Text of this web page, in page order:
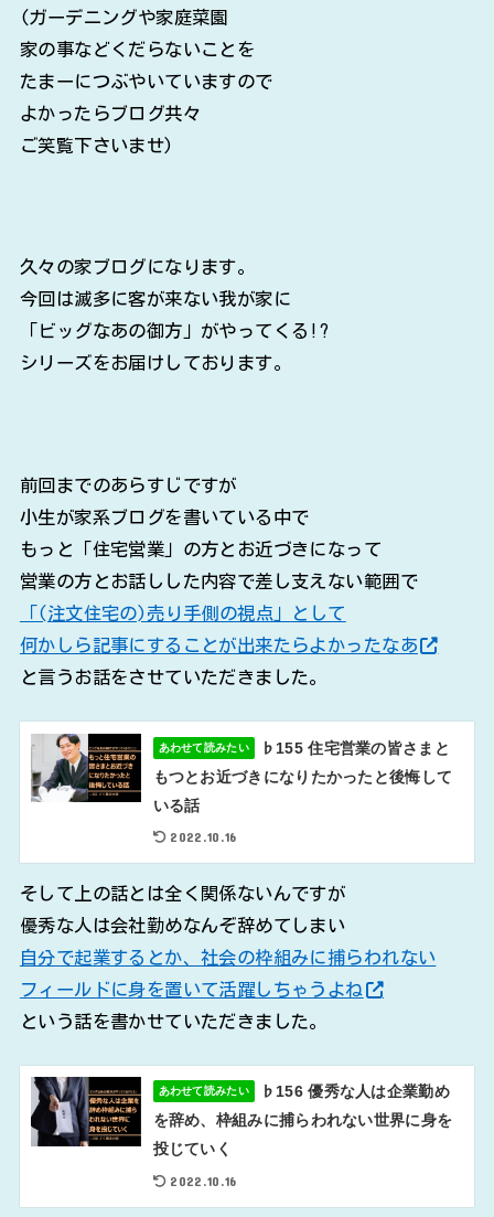
(ガーデニングや家庭菜園
家の事などくだらないことを
たまーにつぶやいていますので
よかったらブログ共々
ご笑覧下さいませ)
久々の家ブログになります。
今回は滅多に客が来ない我が家に
「ビッグなあの御方」がやってくる!?
シリーズをお届けしております。
前回までのあらすじですが
小生が家系ブログを書いている中で
もっと「住宅営業」の方とお近づきになって
営業の方とお話しした内容で差し支えない範囲で
「(注文住宅の)売り手側の視点」として
何かしら記事にすることが出来たらよかったなあ
と言うお話をさせていただきました。
あわせて読みたい
♭155 住宅営業の皆さまと
もつとお近づきになりたかったと後悔して
いる話
2022.10.16
そして上の話とは全く関係ないんですが
優秀な人は会社勤めなんぞ辞めてしまい
自分で起業するとか、社会の枠組みに捕らわれない
フィールドに身を置いて活躍しちゃうよね
という話を書かせていただきました。
あわせて読みたい
♭156 優秀な人は企業勤め
を辞め、枠組みに捕らわれない世界に身を
投じていく
2022.10.16